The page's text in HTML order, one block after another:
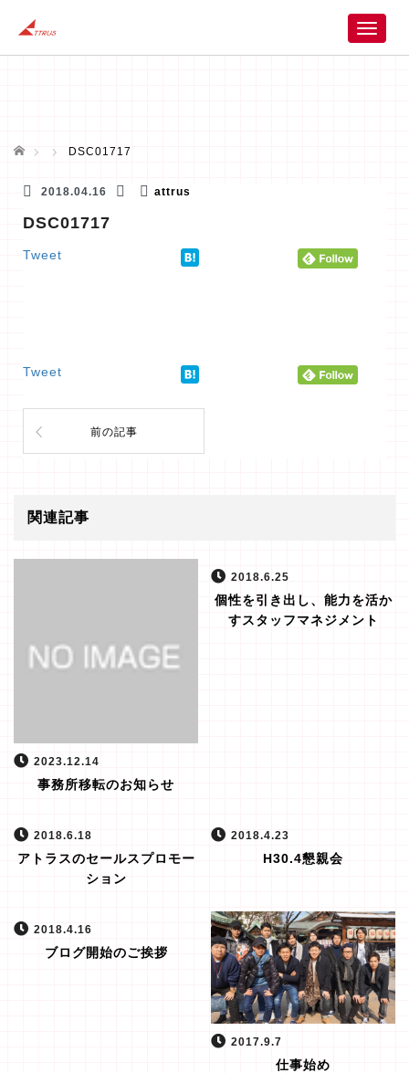
T
ホーム DSC01717
2018.04.16 attrus
DSC01717
Tweet
Tweet
前の記事
関連記事
2023.12.14
事務所移転のお知らせ
2018.6.25
個性を引き出し、能力を活か
すスタッフマネジメント
2018.6.18
アトラスのセールスプロモー
ション
2018.4.23
H30.4懇親会
2018.4.16
ブログ開始のご挨拶
2017.9.7
仕事始め